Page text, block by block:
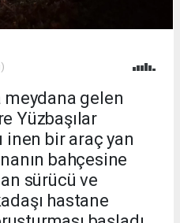
meydana gelen
Yüzbaşılar
inen bir araç yan
bahçesine
sürücü ve
hastane